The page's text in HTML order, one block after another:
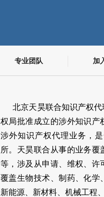
专业团队 加
北京天昊联合知识产权
权局批准成立的涉外知识产
涉外知识产权代理业务，
所。天昊联合从事的业务
等，涉及从申请、维权、许
覆盖生物技术、制药、化学
新能源、新材料、机械工程